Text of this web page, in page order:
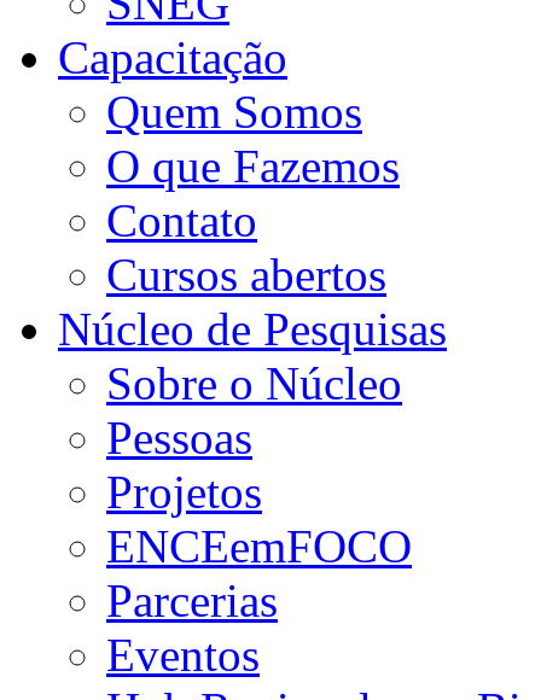
Capacitação
Quem Somos
O que Fazemos
Contato
Cursos abertos
Núcleo de Pesquisas
Sobre o Núcleo
Pessoas
Projetos
ENCEemFOCO
Parcerias
Eventos